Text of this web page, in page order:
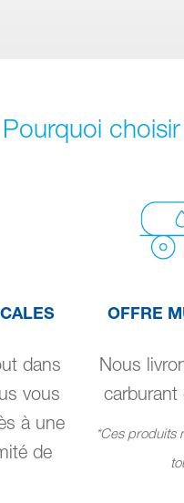
Pourquoi
dans
vous
à une
de
OFFRE
Nous
carburant
*Ces produits